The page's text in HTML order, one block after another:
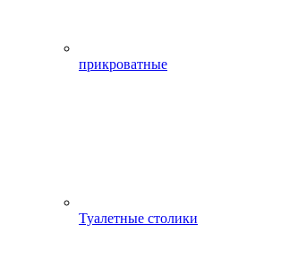
прикроватные
Туалетные столики